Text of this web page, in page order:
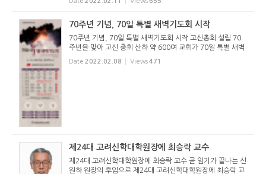
익 목사 시무)에서 드려졌다. 훈련원장 김추현 간사의 인도로
70주년 기념, 70일 특별 새벽기도회 시작
70주년 기념, 70일 특별 새벽기도회 시작 고신총회 설립 70
주년을 맞아 고신 총회 산하 약 600여 교회가 70일 특별 새벽
기도회를 시작했다. 2022년은 고신총회 설립 70주년을 맞이
하는 해다. 대한예수교 장로회 총회로부터 부당하게 축출된 인
Date 2022.02.08 Views471
제24대 고려신학대학원장에 최승락 교수
제24대 고려신학대학원장에 최승락 교수 곧 임기가 끝나는 신
원하 원장의 후임으로 제24대 고려신학대학원장에 최승락 교